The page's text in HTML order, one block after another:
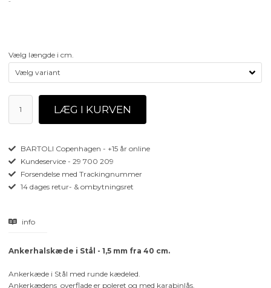
Vælg længde i cm.
BARTOLI Copenhagen - +15 år online
Kundeservice - 29 700 209
Forsendelse med Trackingnummer
14 dages retur- & ombytningsret
info
Ankerhalskæde i Stål - 1,5 mm fra 40 cm.
Ankerkæde i Stål med runde kædeled.
Ankerkædens overflade er poleret og med karabinlås.